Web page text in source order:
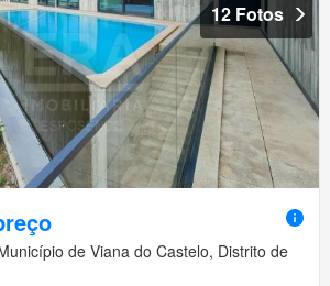
12 Fotos
de Viana do Castelo, Distrito de